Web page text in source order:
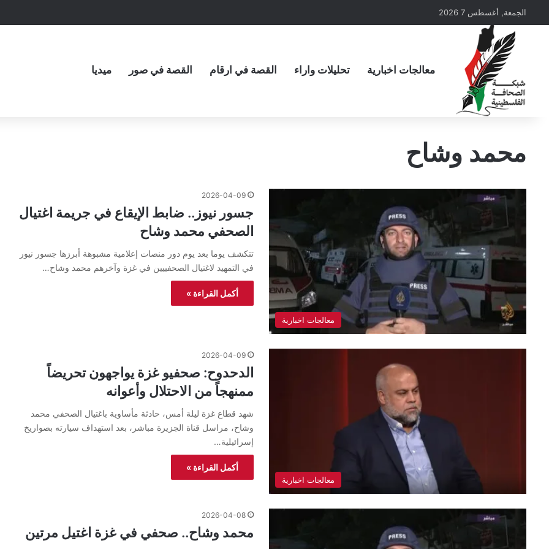
الجمعة, أغسطس 7 2026
معالجات اخبارية تحليلات واراء القصة في ارقام القصة في صور ميديا
محمد وشاح
معالجات اخبارية
2026-04-09
جسور نيوز.. ضابط الإيقاع في جريمة اغتيال
الصحفي محمد وشاح
تتكشف يوما بعد يوم دور منصات إعلامية مشبوهة أبرزها جسور نيور
في التمهيد لاغتيال الصحفييين في غزة وآخرهم محمد وشاح…
أكمل القراءة »
معالجات اخبارية
2026-04-09
الدحدوح: صحفيو غزة يواجهون تحريضاً
ممنهجاً من الاحتلال وأعوانه
شهد قطاع غزة ليلة أمس، حادثة مأساوية باغتيال الصحفي محمد
وشاح، مراسل قناة الجزيرة مباشر، بعد استهداف سيارته بصواريخ
إسرائيلية…
أكمل القراءة »
2026-04-08
محمد وشاح.. صحفي في غزة اغتيل مرتين